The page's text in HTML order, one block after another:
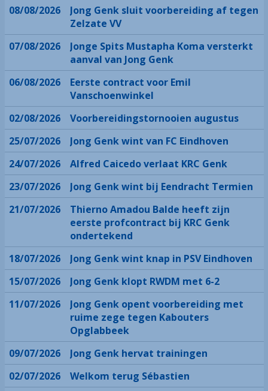
08/08/2026
Jong Genk sluit voorbereiding af tegen
Zelzate VV
07/08/2026
Jonge Spits Mustapha Koma versterkt
aanval van Jong Genk
06/08/2026
Eerste contract voor Emil
Vanschoenwinkel
02/08/2026
Voorbereidingstornooien augustus
25/07/2026
Jong Genk wint van FC Eindhoven
24/07/2026
Alfred Caicedo verlaat KRC Genk
23/07/2026
Jong Genk wint bij Eendracht Termien
21/07/2026
Thierno Amadou Balde heeft zijn
eerste profcontract bij KRC Genk
ondertekend
18/07/2026
Jong Genk wint knap in PSV Eindhoven
15/07/2026
Jong Genk klopt RWDM met 6-2
11/07/2026
Jong Genk opent voorbereiding met
ruime zege tegen Kabouters
Opglabbeek
09/07/2026
Jong Genk hervat trainingen
02/07/2026
Welkom terug Sébastien